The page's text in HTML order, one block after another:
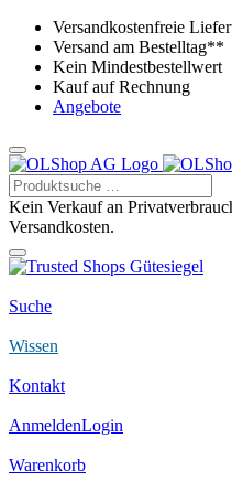
Versandkostenfreie
Versand am Bestelltag**
Kein Mindestbestellwert
Kauf auf Rechnung
Angebote
Kein Verkauf an
Versandkosten.
Suche
Wissen
Kontakt
AnmeldenLogin
Warenkorb